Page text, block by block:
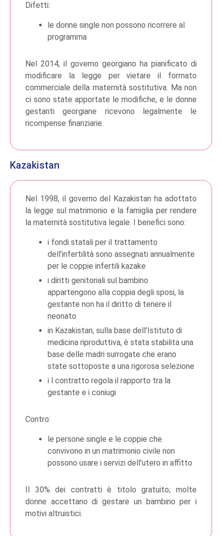
Difetti:
le donne single non possono ricorrere al
programma
Nel 2014, il governo georgiano ha pianificato di
modificare la legge per vietare il formato
commerciale della maternità sostitutiva. Ma non
ci sono state apportate le modifiche, e le donne
gestanti georgiane ricevono legalmente le
ricompense finanziarie.
Kazakistan
Nel 1998, il governo del Kazakistan ha adottato
la legge sul matrimonio e la famiglia per rendere
la maternità sostitutiva legale. I benefici sono:
i fondi statali per il trattamento
dell’infertilità sono assegnati annualmente
per le coppie infertili kazake
i diritti genitoriali sul bambino
appartengono alla coppia degli sposi, la
gestante non ha il diritto di tenere il
neonato
in Kazakistan, sulla base dell’Istituto di
medicina riproduttiva, è stata stabilita una
base delle madri surrogate che erano
state sottoposte a una rigorosa selezione
i l contratto regola il rapporto tra la
gestante e i coniugi
Contro:
le persone single e le coppie che
convivono in un matrimonio civile non
possono usare i servizi dell’utero in affitto
Il 30% dei contratti è titolo gratuito; molte
donne accettano di gestare un bambino per i
motivi altruistici.